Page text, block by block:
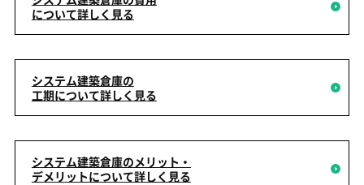
について詳しく見る
システム建築倉庫の
工期について詳しく見る
システム建築倉庫のメリット・
デメリットについて詳しく見る